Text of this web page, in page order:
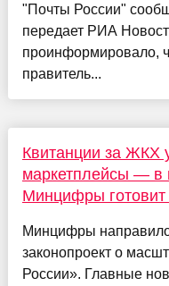
"Почты России"
передает РИА
проинформировало,
правитель...
Квитанции за ЖКХ
маркетплейсы — в
Минцифры
Минцифры
законопроект о
России». Главные